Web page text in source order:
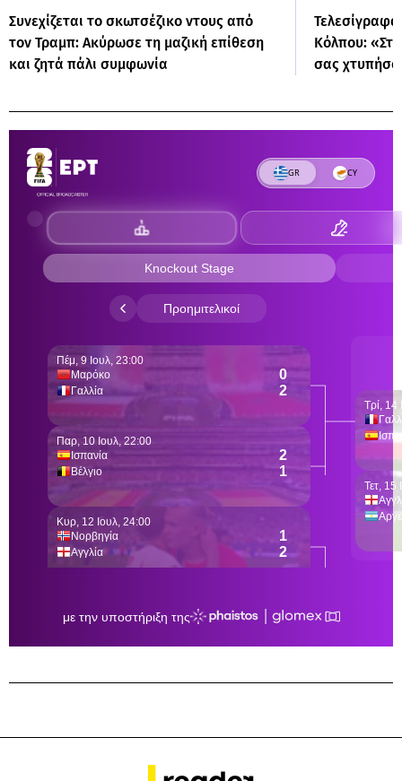
Συνεχίζεται το σκωτσέζικο ντους από
τον Τραμπ: Ακύρωσε τη μαζική επίθεση
και ζητά πάλι συμφωνία
Κόλπου:
σας